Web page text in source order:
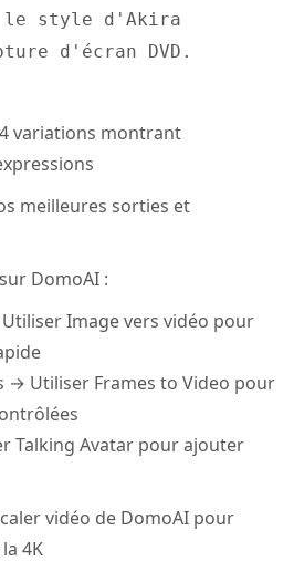
le style d'Akira
d'écran DVD.
variations montrant
meilleures sorties et
DomoAI :
Image vers vidéo pour
→ Utiliser Frames to Video pour
Talking Avatar pour ajouter
vidéo de DomoAI pour
4K